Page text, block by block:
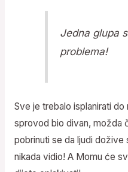
Jedna glupa
problema!
Sve je trebalo isplanirati do
sprovod bio divan, možda
pobrinuti se da ljudi dožive
nikada vidio! A Momu će